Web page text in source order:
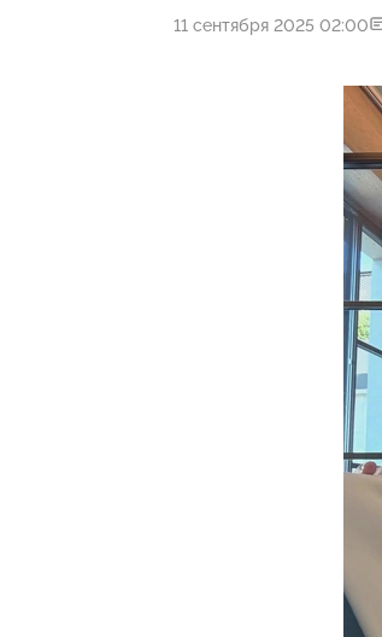
11 сентября 2025 02:00